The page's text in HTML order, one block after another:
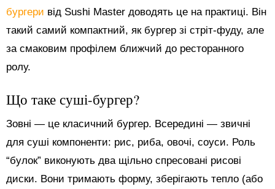
бургери від Sushi Master доводять це на практиці. Він
такий самий компактний, як бургер зі стріт-фуду, але
за смаковим профілем ближчий до ресторанного
ролу.
Що таке суші-бургер?
Зовні — це класичний бургер. Всередині — звичні
для суші компоненти: рис, риба, овочі, соуси. Роль
“булок” виконують два щільно спресовані рисові
диски. Вони тримають форму, зберігають тепло (або